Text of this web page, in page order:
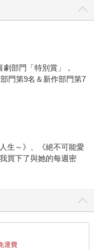
部門「特別賞」，
門第9名＆新作部門第7
生～》、《絕不可能愛
買下了與她的每週密
運費